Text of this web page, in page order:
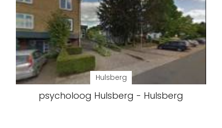
Hulsberg
psycholoog Hulsberg - Hulsberg